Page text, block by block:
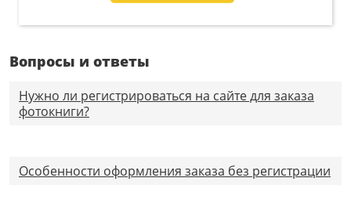
Вопросы и ответы
Нужно ли регистрироваться на сайте для заказа
фотокниги?
Особенности оформления заказа без регистрации